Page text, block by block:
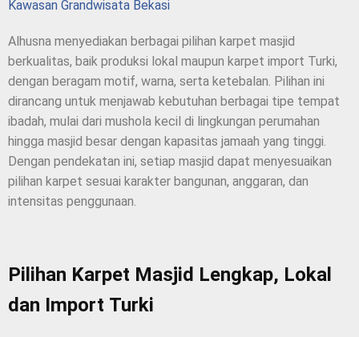
Kawasan Grandwisata Bekasi
Alhusna menyediakan berbagai pilihan karpet masjid
berkualitas, baik produksi lokal maupun karpet import Turki,
dengan beragam motif, warna, serta ketebalan. Pilihan ini
dirancang untuk menjawab kebutuhan berbagai tipe tempat
ibadah, mulai dari mushola kecil di lingkungan perumahan
hingga masjid besar dengan kapasitas jamaah yang tinggi.
Dengan pendekatan ini, setiap masjid dapat menyesuaikan
pilihan karpet sesuai karakter bangunan, anggaran, dan
intensitas penggunaan.
Pilihan Karpet Masjid Lengkap, Lokal
dan Import Turki